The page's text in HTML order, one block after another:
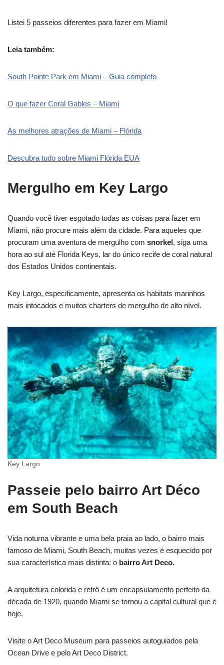
Listei 5 passeios diferentes para fazer em Miami!
Leia também:
South Pointe Park em Miami – Guia completo
O que fazer Coral Gables – Miami
As melhores atrações de Miami – Flórida
Descubra tudo sobre Miami Flórida EUA
Mergulho em Key Largo
Quando você tiver esgotado todas as coisas para fazer em
Miami, não procure mais além da cidade. Para aqueles que
procuram uma aventura de mergulho com snorkel, siga uma
hora ao sul até Florida Keys, lar do único recife de coral natural
dos Estados Unidos continentais.
Key Largo, especificamente, apresenta os habitats marinhos
mais intocados e muitos charters de mergulho de alto nível.
Key Largo
Passeie pelo bairro Art Déco
em South Beach
Vida noturna vibrante e uma bela praia ao lado, o bairro mais
famoso de Miami, South Beach, muitas vezes é esquecido por
sua característica mais distinta: o bairro Art Deco.
A arquitetura colorida e retrô é um encapsulamento perfeito da
década de 1920, quando Miami se tornou a capital cultural que é
hoje.
Visite o Art Deco Museum para passeios autoguiados pela
Ocean Drive e pelo Art Deco District.